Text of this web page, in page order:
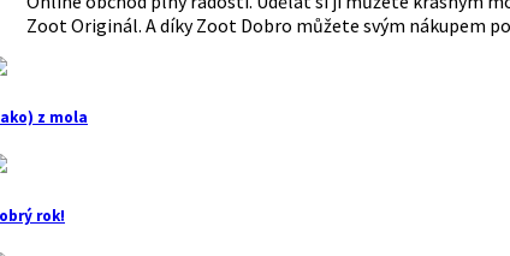
Zoot Originál. A díky Zoot Dobro můžete svým nákupem
z mola
rok!